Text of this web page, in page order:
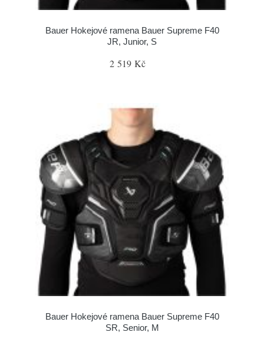
Bauer Hokejové ramena Bauer Supreme F40
JR, Junior, S
2 519 Kč
Bauer Hokejové ramena Bauer Supreme F40
SR, Senior, M